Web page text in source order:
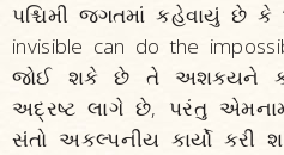
પશ્ચિમી જગતમાં કહેવાયું છે કે
invisible can do the
જોઈ શકે છે તે અશક્યને
અદ્રષ્ટ લાગે છે, પરંતુ
સંતો અકલ્પનીય કાર્યો